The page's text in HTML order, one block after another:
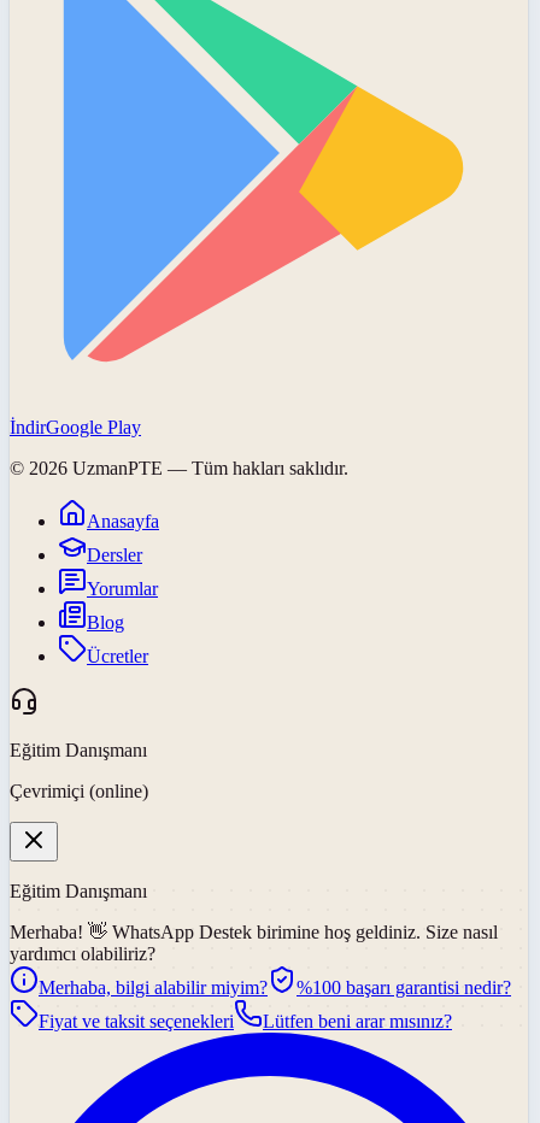
İndirGoogle Play
© 2026 UzmanPTE — Tüm hakları saklıdır.
Anasayfa
Dersler
Yorumlar
Blog
Ücretler
Eğitim Danışmanı
Çevrimiçi (online)
Eğitim Danışmanı
Merhaba! 👋 WhatsApp Destek birimine hoş geldiniz. Size nasıl
yardımcı olabiliriz?
Merhaba, bilgi alabilir miyim?
%100 başarı garantisi nedir?
Fiyat ve taksit seçenekleri
Lütfen beni arar mısınız?